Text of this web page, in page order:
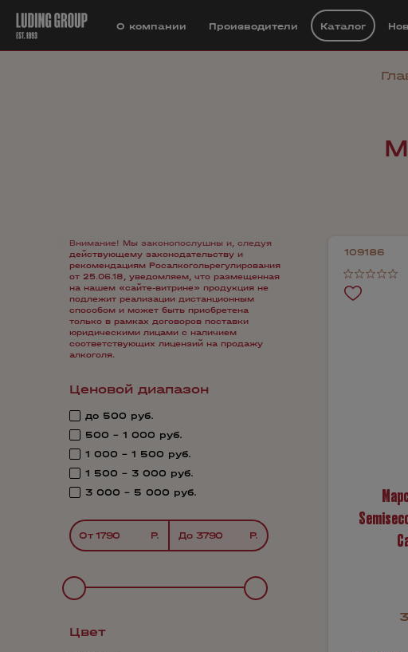
О компании Производители Каталог
Внимание! Мы законопослушны и, следуя
действующему законодательству и
рекомендациям Росалкогольрегулирования
от 25.06.18, уведомляем, что размещенная
на нашем «сайте-витрине» продукция не
подлежит реализации дистанционным
способом и может быть приобретена
только в рамках договоров поставки
юридическими лицами с наличием
соответствующих лицензий на продажу
алкоголя.
Ценовой диапазон
до 500 руб.
500 - 1 000 руб.
1 000 - 1 500 руб.
1 500 - 3 000 руб.
3 000 - 5 000 руб.
От До
Цвет
109186